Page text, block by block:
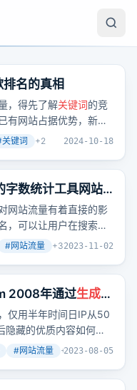
排名的真相
，得先了解关键词的竞
有网站占据优势，新站
重全面超越。而新词则
关键词 +2 2024-10-18
字数统计工具网站
键字为域名
网站流量有着直接的影
，可以让用户在搜索时
增加网站的自然搜索流
#网站流量 +32023-11-02
2008年通过生成页
50万增长到100万
仅用半年时间日IP从50
藏的优质内容如何被
#网站流量 +2
2023-08-05